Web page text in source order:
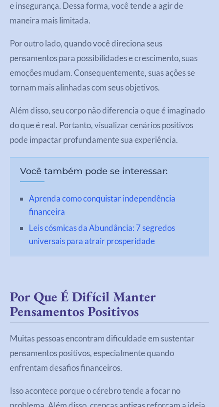
e insegurança. Dessa forma, você tende a agir de
maneira mais limitada.
Por outro lado, quando você direciona seus
pensamentos para possibilidades e crescimento, suas
emoções mudam. Consequentemente, suas ações se
tornam mais alinhadas com seus objetivos.
Além disso, seu corpo não diferencia o que é imaginado
do que é real. Portanto, visualizar cenários positivos
pode impactar profundamente sua experiência.
Você também pode se interessar:
Aprenda como conquistar independência
financeira
Leis cósmicas da Abundância: 7 segredos
universais para atrair prosperidade
Por Que É Difícil Manter
Pensamentos Positivos
Muitas pessoas encontram dificuldade em sustentar
pensamentos positivos, especialmente quando
enfrentam desafios financeiros.
Isso acontece porque o cérebro tende a focar no